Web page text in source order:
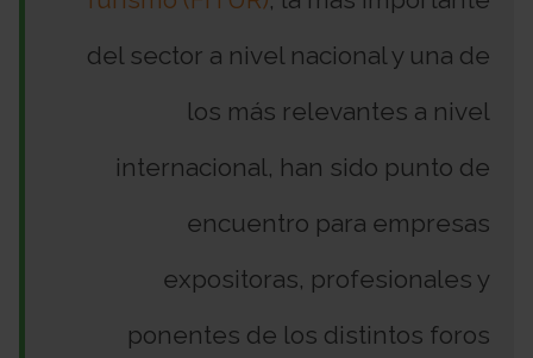
del sector a nivel nacional y una de
los más relevantes a nivel
internacional, han sido punto de
encuentro para empre­sas
expositoras, profesionales y
ponentes de los distintos foros